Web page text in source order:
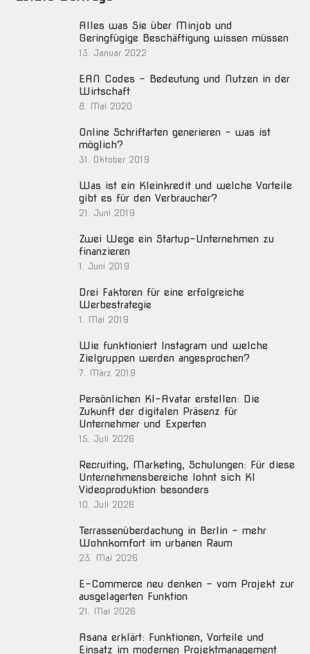
Alles was Sie über Minjob und
Geringfügige Beschäftigung wissen müssen
13. Januar 2022
EAN Codes – Bedeutung und Nutzen in der
Wirtschaft
8. Mai 2020
Online Schriftarten generieren – was ist
möglich?
31. Oktober 2019
Was ist ein Kleinkredit und welche Vorteile
gibt es für den Verbraucher?
21. Juni 2019
Zwei Wege ein Startup-Unternehmen zu
finanzieren
1. Juni 2019
Drei Faktoren für eine erfolgreiche
Werbestrategie
1. Mai 2019
Wie funktioniert Instagram und welche
Zielgruppen werden angesprochen?
7. März 2019
Persönlichen KI-Avatar erstellen: Die
Zukunft der digitalen Präsenz für
Unternehmer und Experten
15. Juli 2026
Recruiting, Marketing, Schulungen: Für diese
Unternehmensbereiche lohnt sich KI
Videoproduktion besonders
10. Juli 2026
Terrassenüberdachung in Berlin – mehr
Wohnkomfort im urbanen Raum
23. Mai 2026
E-Commerce neu denken – vom Projekt zur
ausgelagerten Funktion
21. Mai 2026
Asana erklärt: Funktionen, Vorteile und
Einsatz im modernen Projektmanagement